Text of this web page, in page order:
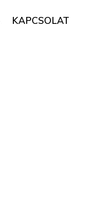
KAPCSOLAT